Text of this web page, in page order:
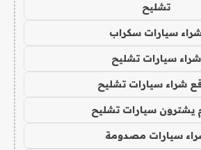
تشليح
سيارات سكراب
شراء سيارات تشليح
شراء سيارات تشليح
يشترون سيارات تشليح
سيارات مصدومة